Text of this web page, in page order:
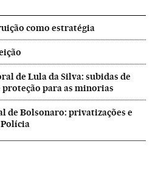
como estratégia
de Lula da Silva: subidas de
para as minorias
de Bolsonaro: privatizações e